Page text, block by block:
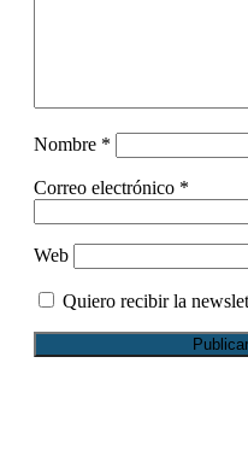
Nombre *
Correo electrónico *
Web
Quiero recibir la